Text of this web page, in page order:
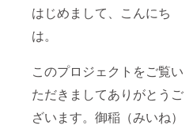
はじめまして、こんにち
は。
このプロジェクトをご覧い
ただきましてありがとうご
ざいます。御稲（みいね）